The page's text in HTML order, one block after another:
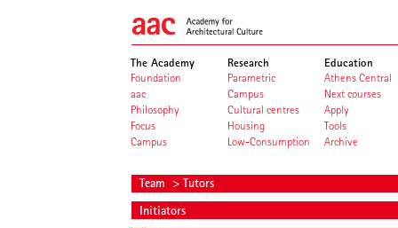
The Academy
Foundation
aac
Philosophy
Focus
Campus
Research
Parametric
Campus
Cultural centres
Housing
Low-Consumption
Education
Athens Central
Next courses
Apply
Tools
Archive
Team > Tutors
Initiators